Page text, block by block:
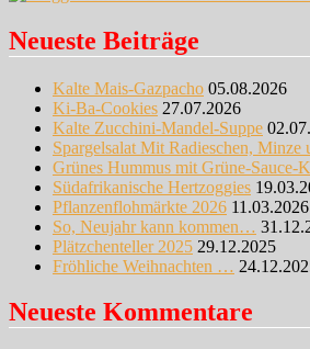
Neueste Beiträge
Kalte Mais-Gazpacho 05.08.2026
Ki-Ba-Cookies 27.07.2026
Kalte Zucchini-Mandel-Suppe
Spargelsalat Mit Radieschen, Minze
Grünes Hummus mit Grüne-Sauce-
Südafrikanische Hertzoggies
Pflanzenflohmärkte 2026 11.03.2026
So, Neujahr kann kommen…
Plätzchenteller 2025 29.12.2025
Fröhliche Weihnachten …
Neueste Kommentare